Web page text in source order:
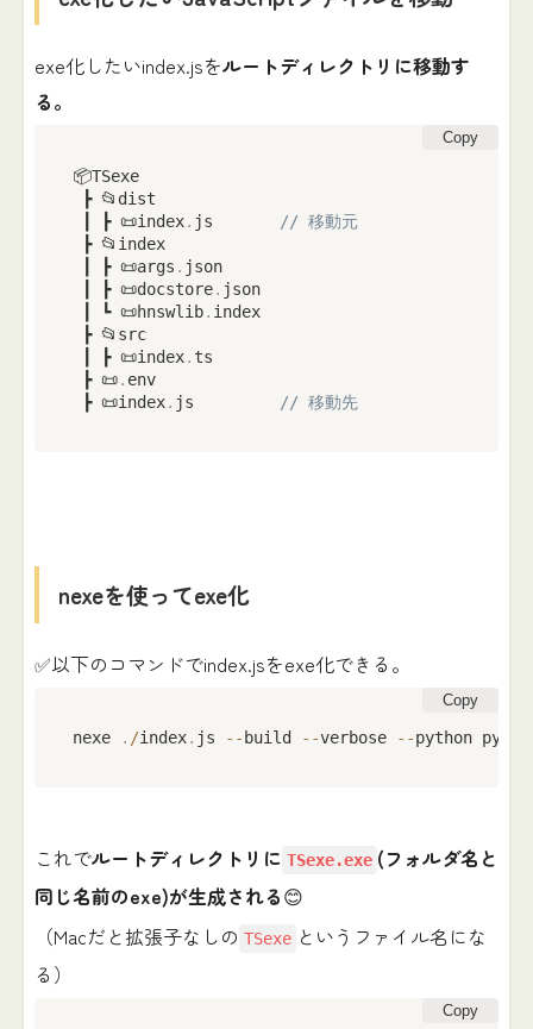
exe化したいindex.jsをルートディレクトリに移動す
る。
Copy
📦TSexe
┣ 📂dist
┃ ┣ 📜index. js
// 移動元
┣ 📂index
┃ ┣ 📜args . json
┃ ┣ 📜docstore. json
┃ ┗ 📜hnswlib. index
┣ 📂src
┃ ┣ 📜index. ts
┣ 📜. env
┣ 📜index. js // 移動先
nexeを使ってexe化
✅以下のコマンドでindex.jsをexe化できる。
Copy
nexe . /index. js -- build --verbose --python
これでルートディレクトリに TSexe.exe (フォルダ名と
同じ名前のexe)が生成される😊
（Macだと拡張子なしの TSexe というファイル名にな
る）
Copy